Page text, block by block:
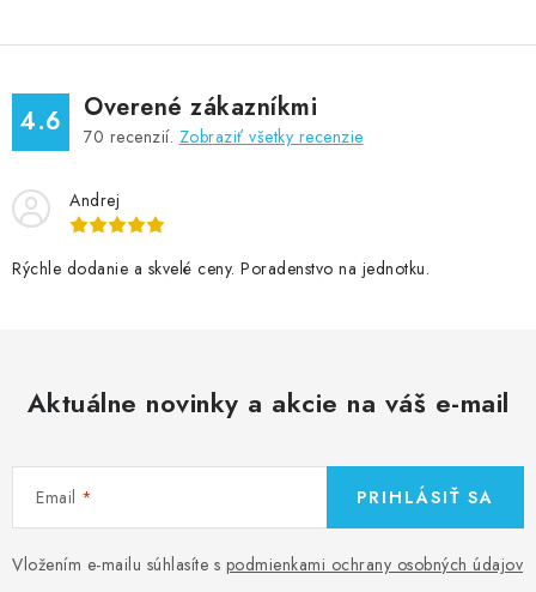
4.6 Overené zákazníkmi
70 recenzií. Zobraziť všetky recenzie
Andrej
Rýchle dodanie a skvelé ceny. Poradenstvo na jednotku.
Aktuálne novinky a akcie na váš e-mail
Email
Vložením e-mailu súhlasíte s podmienkami ochrany osobných údajov
PRIHLÁSIŤ SA